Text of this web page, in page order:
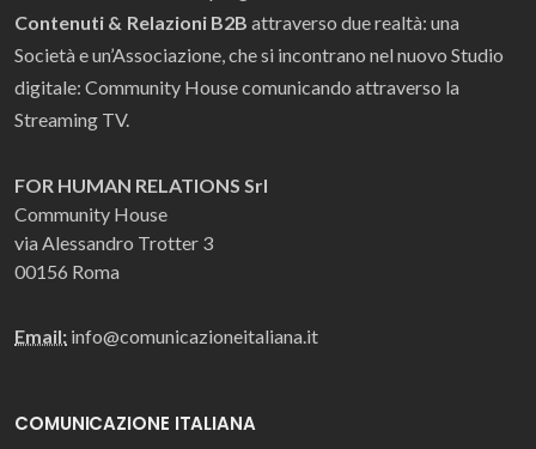
Contenuti & Relazioni B2B attraverso due realtà: una
Società e un’Associazione, che si incontrano nel nuovo Studio
digitale: Community House comunicando attraverso la
Streaming TV.
FOR HUMAN RELATIONS Srl
Community House
via Alessandro Trotter 3
00156 Roma
Email: info@comunicazioneitaliana.it
COMUNICAZIONE ITALIANA